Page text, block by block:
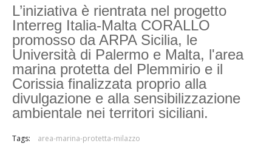
L’iniziativa è rientrata nel progetto
Interreg Italia-Malta CORALLO
promosso da ARPA Sicilia, le
Università di Palermo e Malta, l'area
marina protetta del Plemmirio e il
Corissia finalizzata proprio alla
divulgazione e alla sensibilizzazione
ambientale nei territori siciliani.
Tags: area-marina-protetta-milazzo